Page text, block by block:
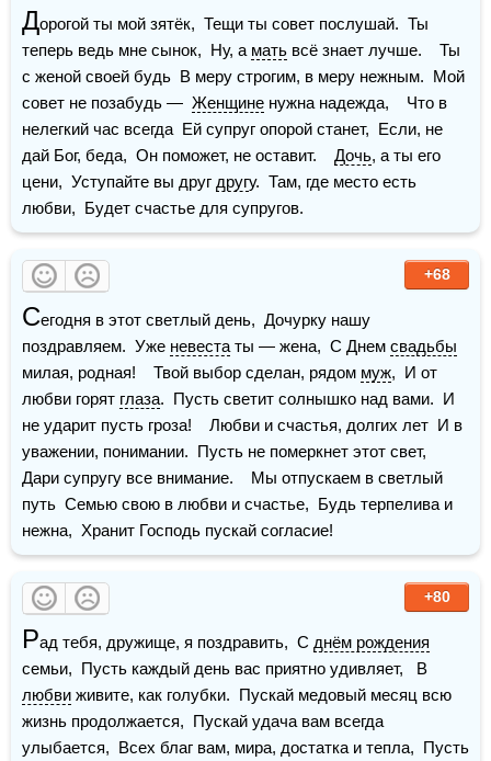
Дорогой ты мой зятёк,  Тещи ты совет послушай.  Ты
теперь ведь мне сынок,  Ну, а мать всё знает лучше.    Ты
с женой своей будь  В меру строгим, в меру нежным.  Мой
совет не позабудь — Женщине нужна надежда,    Что в
нелегкий час всегда  Ей супруг опорой станет,  Если, не
дай Бог, беда,  Он поможет, не оставит. Дочь, а ты его
цени,  Уступайте вы друг другу.  Там, где место есть
любви,  Будет счастье для супругов.
+68
Сегодня в этот светлый день,  Дочурку нашу
поздравляем.  Уже невеста ты — жена,  С Днем свадьбы
милая, родная!    Твой выбор сделан, рядом муж,  И от
любви горят глаза.  Пусть светит солнышко над вами.  И
не ударит пусть гроза!    Любви и счастья, долгих лет  И в
уважении, понимании.  Пусть не померкнет этот свет,
Дари супругу все внимание.    Мы отпускаем в светлый
путь  Семью свою в любви и счастье,  Будь терпелива и
нежна,  Хранит Господь пускай согласие!
+80
Рад тебя, дружище, я поздравить,  С днём рождения
любви живите, как голубки.  Пускай медовый месяц всю
жизнь продолжается,  Пускай удача вам всегда
улыбается,  Всех благ вам, мира, достатка и тепла,  Пусть